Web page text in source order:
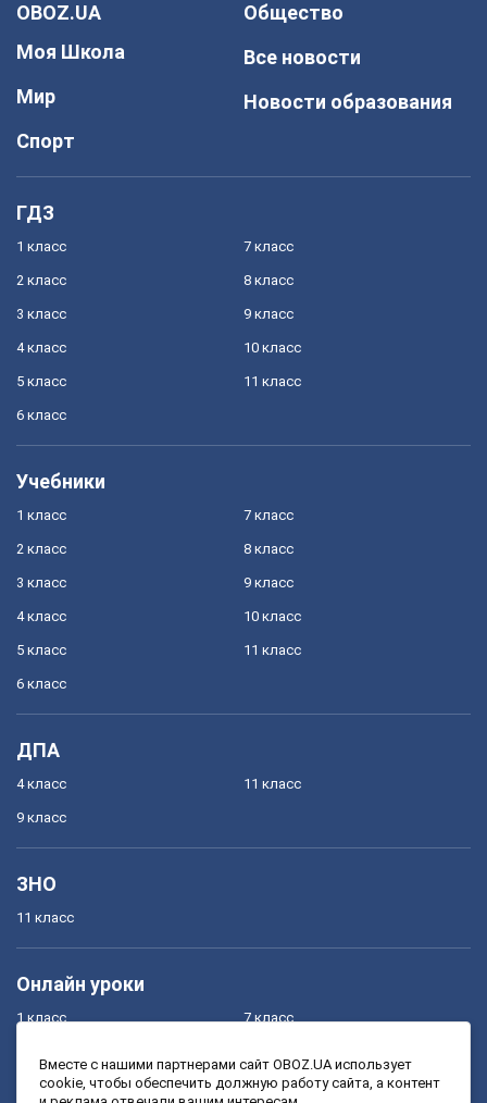
OBOZ.UA
Моя Школа
Мир
Спорт
Общество
Все новости
Новости образования
ГДЗ
1 класс
2 класс
3 класс
4 класс
5 класс
6 класс
7 класс
8 класс
9 класс
10 класс
11 класс
Учебники
1 класс
2 класс
3 класс
4 класс
5 класс
6 класс
7 класс
8 класс
9 класс
10 класс
11 класс
ДПА
4 класс
9 класс
11 класс
ЗНО
11 класс
Онлайн уроки
1 класс
3 класс
7 класс
9 класс
Вместе с нашими партнерами сайт OBOZ.UA использует
cookie, чтобы обеспечить должную работу сайта, а контент